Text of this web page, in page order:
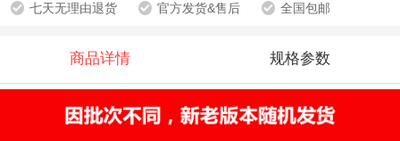
七天无理由退货 官方发货&售后 全国包邮
商品详情 规格参数